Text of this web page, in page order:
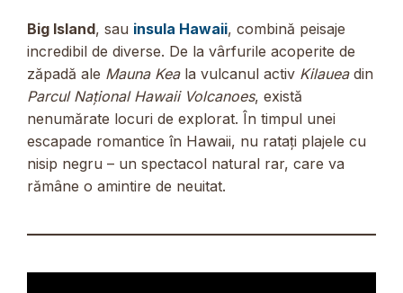
Big Island, sau insula Hawaii, combină peisaje
incredibil de diverse. De la vârfurile acoperite de
zăpadă ale Mauna Keala vulcanul activ Kilaueadin
Parcul Național Hawaii Volcanoes, există
nenumărate locuri de explorat. În timpul unei
escapade romantice în Hawaii, nu ratați plajele cu
nisip negru – un spectacol natural rar, care va
rămâne o amintire de neuitat.